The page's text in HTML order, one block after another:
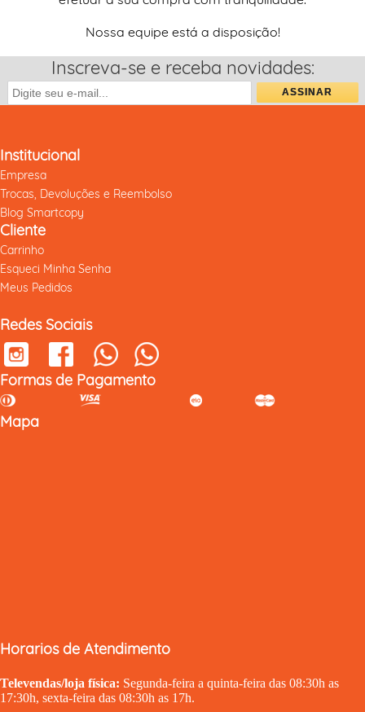
Nossa equipe está a disposição!
Inscreva-se e receba novidades:
Institucional
Empresa
Trocas, Devoluções e Reembolso
Blog Smartcopy
Cliente
Carrinho
Esqueci Minha Senha
Meus Pedidos
Redes Sociais
Formas de Pagamento
Mapa
Horarios de Atendimento
Televendas/loja física: Segunda-feira a quinta-feira das 08:30h as
17:30h, sexta-feira das 08:30h as 17h.